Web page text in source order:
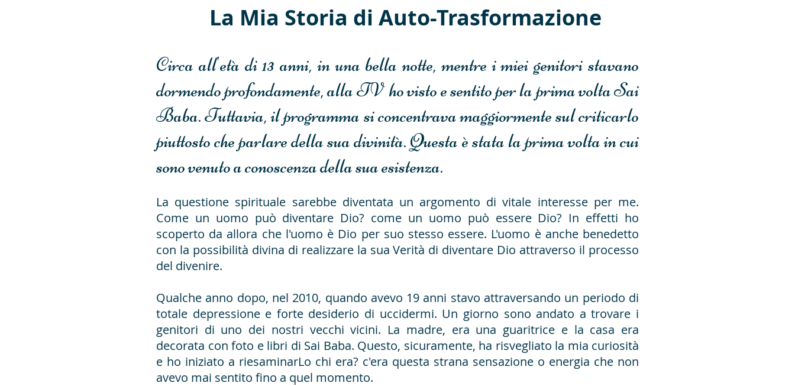
La Mia Storia di Auto-Trasformazione
Circa all'età di 13 anni, in una bella notte, mentre i miei genitori stavano
dormendo profondamente, alla TV ho visto e sentito per la prima volta Sai
Baba. Tuttavia, il programma si concentrava maggiormente sul criticarlo
piuttosto che parlare della sua divinità. Questa è stata la prima volta in cui
sono venuto a conoscenza della sua esistenza.
La questione spirituale sarebbe diventata un argomento di vitale interesse per me.
Come un uomo può diventare Dio? come un uomo può essere Dio? In effetti ho
scoperto da allora che l'uomo è Dio per suo stesso essere. L'uomo è anche benedetto
con la possibilità divina di realizzare la sua Verità di diventare Dio attraverso il processo
del divenire.
Qualche anno dopo, nel 2010, quando avevo 19 anni stavo attraversando un periodo di
totale depressione e forte desiderio di uccidermi. Un giorno sono andato a trovare i
genitori di uno dei nostri vecchi vicini. La madre, era una guaritrice e la casa era
decorata con foto e libri di Sai Baba. Questo, sicuramente, ha risvegliato la mia curiosità
e ho iniziato a riesaminarLo chi era? c'era questa strana sensazione o energia che non
avevo mai sentito fino a quel momento.